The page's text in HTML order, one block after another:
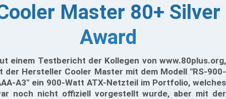
Master 80+ Silver
Award
einem Testbericht der Kollegen von www.80plus.org,
der Hersteller Cooler Master mit dem Modell "RS-900-
A3" ein 900-Watt ATX-Netzteil im Portfolio, welches
noch nicht offiziell vorgestellt wurde, aber mit der